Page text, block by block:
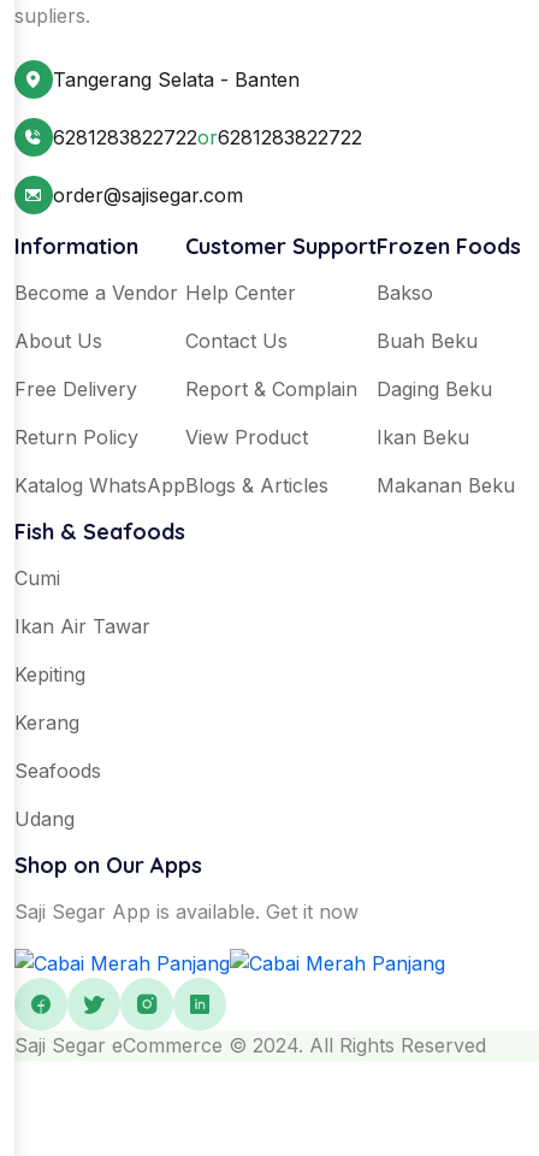
supliers.
Tangerang Selata - Banten
6281283822722or6281283822722
order@sajisegar.com
Information
Become a Vendor
About Us
Free Delivery
Return Policy
Katalog WhatsApp
Customer Support
Help Center
Contact Us
Report & Complain
View Product
Blogs & Articles
Frozen Foods
Bakso
Buah Beku
Daging Beku
Ikan Beku
Makanan Beku
Fish & Seafoods
Cumi
Ikan Air Tawar
Kepiting
Kerang
Seafoods
Udang
Shop on Our Apps
Saji Segar App is available. Get it now
Saji Segar eCommerce © 2024. All Rights Reserved